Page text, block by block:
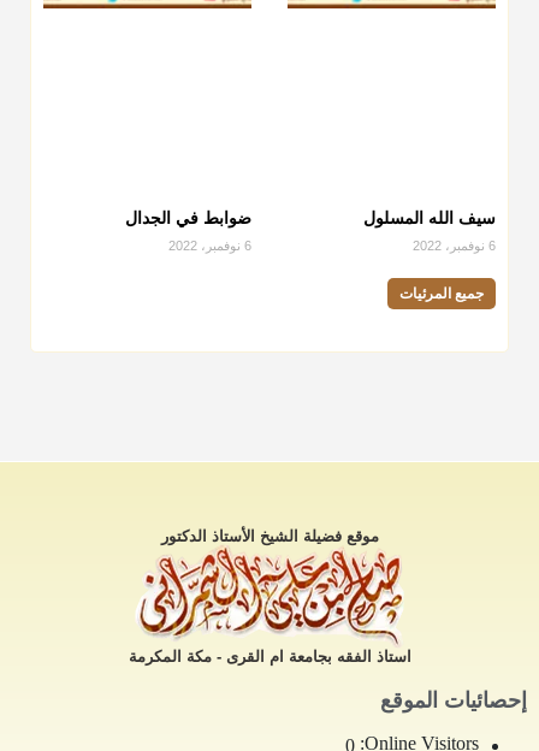
سيف الله المسلول
6 نوفمبر، 2022
ضوابط في الجدال
6 نوفمبر، 2022
جميع المرئيات
موقع فضيلة الشيخ الأستاذ الدكتور
استاذ الفقه بجامعة ام القرى - مكة المكرمة
إحصائيات الموقع
Online Visitors:
0